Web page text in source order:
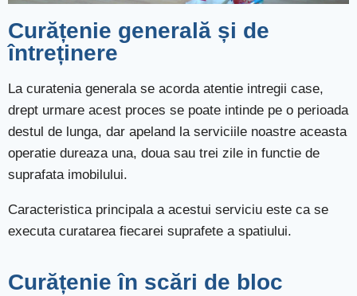
Curățenie generală și de
întreținere
La curatenia generala se acorda atentie intregii case,
drept urmare acest proces se poate intinde pe o perioada
destul de lunga, dar apeland la serviciile noastre aceasta
operatie dureaza una, doua sau trei zile in functie de
suprafata imobilului.
Caracteristica principala a acestui serviciu este ca se
executa curatarea fiecarei suprafete a spatiului.
Curățenie în scări de bloc